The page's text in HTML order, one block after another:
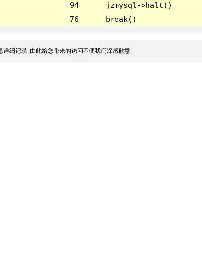
94
jzmysql->halt()
76 break()
细记录, 由此给您带来的访问不便我们深感歉意.